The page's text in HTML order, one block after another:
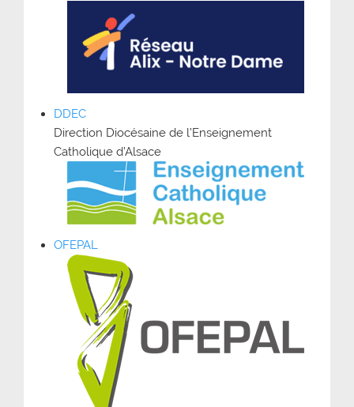
DDEC
Direction Diocésaine de l’Enseignement
Catholique d’Alsace
OFEPAL